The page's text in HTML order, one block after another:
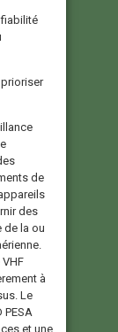
de
des
de la ou
VHF
à
Le
PESA
et une